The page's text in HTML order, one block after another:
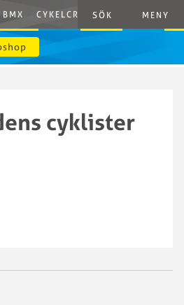
BMX CYKELCROSS E-CYCLING
SÖK MENY
cyklister